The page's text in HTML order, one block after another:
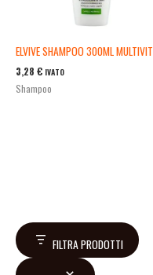
FILTRA PRODOTTI
ELVIVE SHAMPOO 300ML MULTIVIT
3,28 € IVATO
Shampoo